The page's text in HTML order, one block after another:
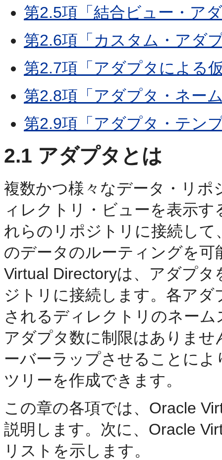
第2.5項「結合ビュー・ア
第2.6項「カスタム・アダ
第2.7項「アダプタによる
第2.8項「アダプタ・ネー
第2.9項「アダプタ・テン
2.1 アダプタとは
複数かつ様々なデータ・リ
ィレクトリ・ビューを表示
れらのリポジトリに接続し
のデータのルーティングを
Virtual Directoryは、アダプ
ジトリに接続します。各ア
されるディレクトリのネー
アダプタ数に制限はありま
ーバーラップさせることに
ツリーを作成できます。
この章の各項では、Oracle
説明します。次に、Oracle
リストを示します。